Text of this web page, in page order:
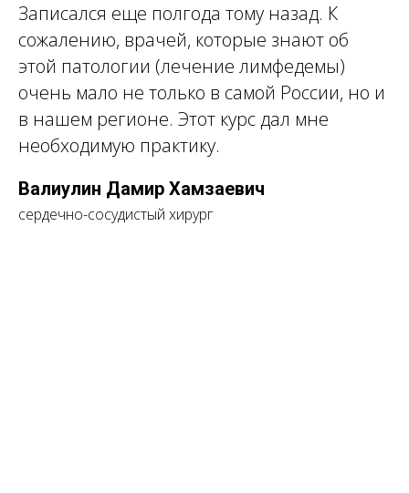
Записался еще полгода тому назад. К
сожалению, врачей, которые знают об
этой патологии (лечение лимфедемы)
очень мало не только в самой России, но и
в нашем регионе. Этот курс дал мне
необходимую практику.
Валиулин Дамир Хамзаевич
сердечно-сосудистый хирург